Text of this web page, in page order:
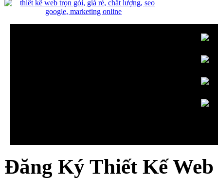
Đăng Ký Thiết Kế Web